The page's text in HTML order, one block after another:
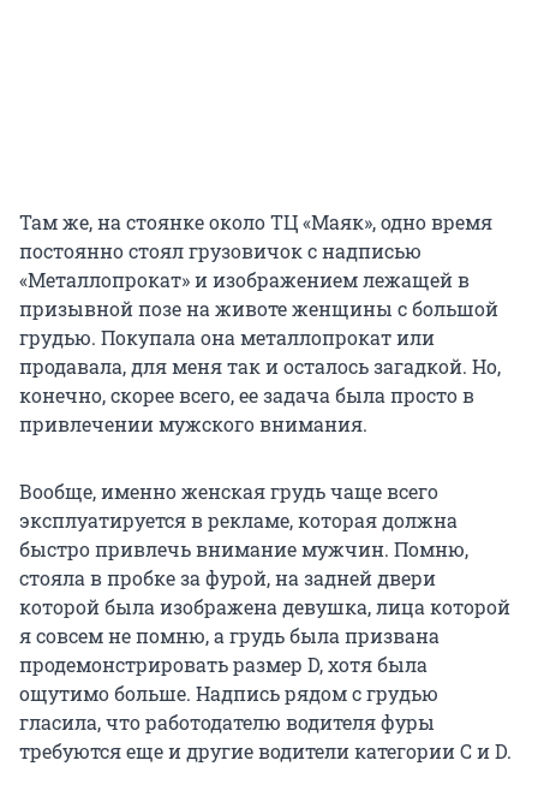
Там же, на стоянке около ТЦ «Маяк», одно время
постоянно стоял грузовичок с надписью
«Металлопрокат» и изображением лежащей в
призывной позе на животе женщины с большой
грудью. Покупала она металлопрокат или
продавала, для меня так и осталось загадкой. Но,
конечно, скорее всего, ее задача была просто в
привлечении мужского внимания.
Вообще, именно женская грудь чаще всего
эксплуатируется в рекламе, которая должна
быстро привлечь внимание мужчин. Помню,
стояла в пробке за фурой, на задней двери
которой была изображена девушка, лица которой
я совсем не помню, а грудь была призвана
продемонстрировать размер D, хотя была
ощутимо больше. Надпись рядом с грудью
гласила, что работодателю водителя фуры
требуются еще и другие водители категории C и D.